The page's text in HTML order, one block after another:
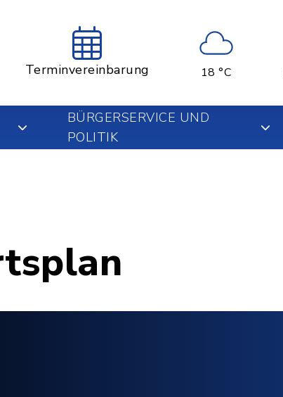
Terminvereinbarung 18 °C
BÜRGERSERVICE UND
POLITIK